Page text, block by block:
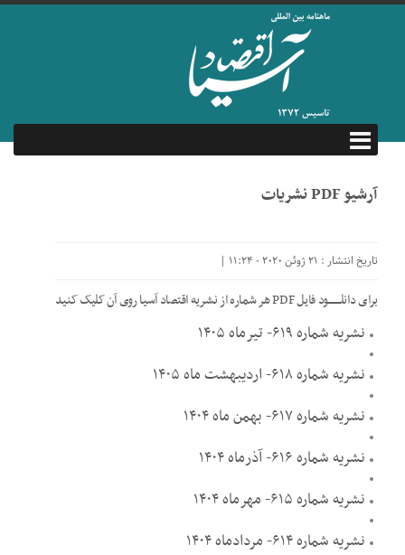
آرشیو PDF نشریات
تاریخ انتشار : 21 ژوئن 2020 - 11:24 |
برای دانلــــــــود فایل PDF هر شماره از نشریه اقتصاد آسیا روی آن کلیک کنید
نشریه شماره ۶۱۹- تیرماه ۱۴۰۵
نشریه شماره ۶۱۸- اردیبهشت ماه ۱۴۰۵
نشریه شماره ۶۱۷- بهمن ماه ۱۴۰۴
نشریه شماره ۶۱۶- آذرماه ۱۴۰۴
نشریه شماره ۶۱۵- مهرماه ۱۴۰۴
نشریه شماره ۶۱۴- مردادماه ۱۴۰۴